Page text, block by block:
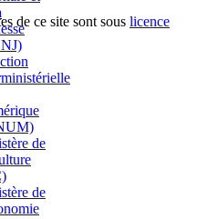
de ce site sont sous licence